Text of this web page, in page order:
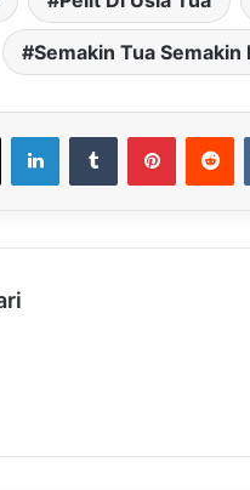
Semakin Tua Semakin
LinkedInTumblr Pinterest